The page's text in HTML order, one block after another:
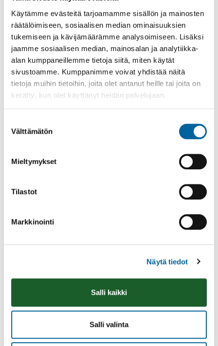
Käytämme evästeitä tarjoamamme sisällön ja mainosten
räätälöimiseen, sosiaalisen median ominaisuuksien
tukemiseen ja kävijämäärämme analysoimiseen. Lisäksi
jaamme sosiaalisen median, mainosalan ja analytiikka-
alan kumppaneillemme tietoja siitä, miten käytät
sivustoamme. Kumppanimme voivat yhdistää näitä
tietoja muihin tietoihin, joita olet antanut heille tai joita on
kerätty, kun olet käyttänyt heidän palvelujaan.
valinta
Välttämätön
Mieltymykset
Tilastot
Markkinointi
Näytä tiedot
Salli kaikki
Salli valinta
03.06.2026 -31.08.2026
Poppelikatu 10
Lue lisää
Vatulanharjun Vestivaalit
Palinperäntie 1312